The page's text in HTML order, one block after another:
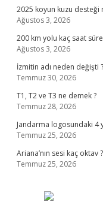
2025 koyun kuzu desteği
Ağustos 3, 2026
200 km yolu kaç saat
Ağustos 3, 2026
İzmitin adı neden değişti ?
Temmuz 30, 2026
T1, T2 ve T3 ne demek ?
Temmuz 28, 2026
Jandarma logosundaki 4
Temmuz 25, 2026
Ariana’nın sesi kaç oktav ?
Temmuz 25, 2026